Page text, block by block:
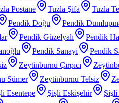
Postane Tuzla Şifa Tuzla
Pendik Doğu Pendik
Pendik Güzelyalı Pendik
Pendik Sanayi Pendik
Zeytinburnu Çırpıcı
Sümer Zeytinburnu Telsiz
Esentepe Şişli Eskişehir